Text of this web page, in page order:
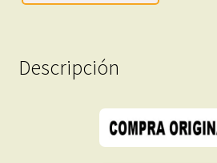
En
Formato
Descripción